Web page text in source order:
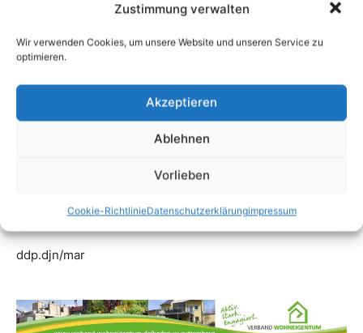
Zustimmung verwalten
Wir verwenden Cookies, um unsere Website und unseren Service zu
optimieren.
Akzeptieren
Ablehnen
Vorlieben
Cookie-RichtlinieDatenschutzerklärungimpressum